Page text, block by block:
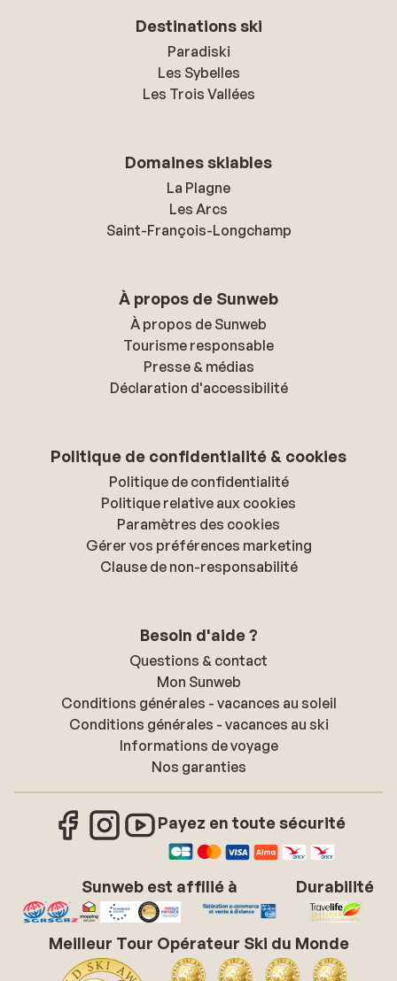
Destinations ski
Paradiski
Les Sybelles
Les Trois Vallées
Domaines skiables
La Plagne
Les Arcs
Saint-François-Longchamp
À propos de Sunweb
À propos de Sunweb
Tourisme responsable
Presse & médias
Déclaration d'accessibilité
Politique de confidentialité & cookies
Politique de confidentialité
Politique relative aux cookies
Paramètres des cookies
Gérer vos préférences marketing
Clause de non-responsabilité
Besoin d'aide ?
Questions & contact
Mon Sunweb
Conditions générales - vacances au soleil
Conditions générales - vacances au ski
Informations de voyage
Nos garanties
Payez en toute sécurité
Sunweb est affilié à Durabilité
Meilleur Tour Opérateur Ski du Monde